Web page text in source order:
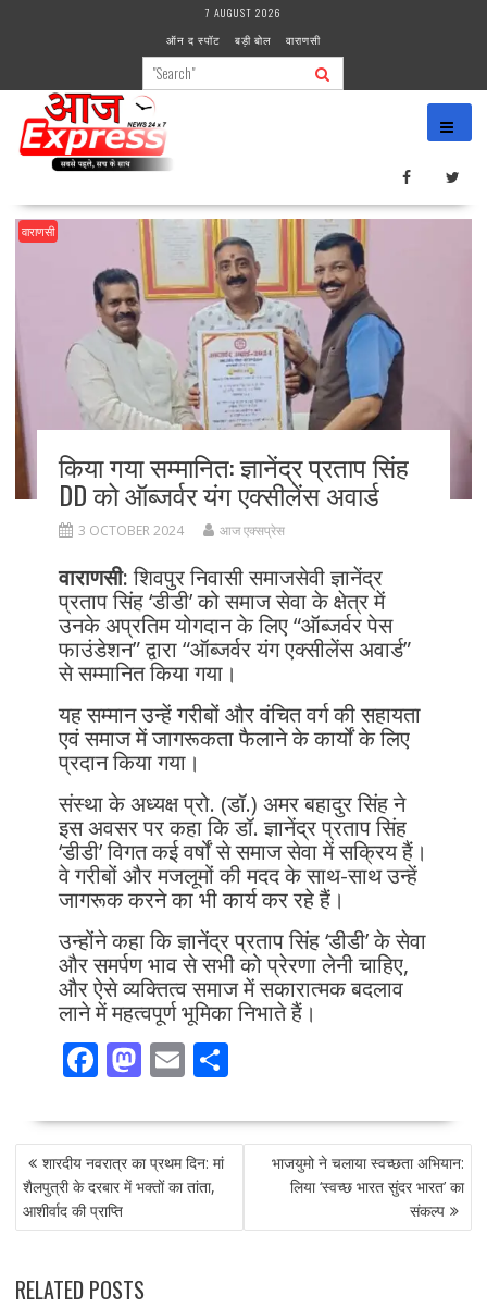
7 AUGUST 2026
ऑन द स्पॉट
बड़ी बोल वाराणसी
वाराणसी
किया गया सम्मानित: ज्ञानेंद्र प्रताप सिंह
DD को ऑब्जर्वर यंग एक्सीलेंस अवार्ड
3 OCTOBER 2024 आज एक्सप्रेस
वाराणसी:शिवपुर निवासी समाजसेवी ज्ञानेंद्र
प्रताप सिंह ‘डीडी’ को समाज सेवा के क्षेत्र में
उनके अप्रतिम योगदान के लिए “ऑब्जर्वर पेस
फाउंडेशन” द्वारा “ऑब्जर्वर यंग एक्सीलेंस अवार्ड”
से सम्मानित किया गया।
यह सम्मान उन्हें गरीबों और वंचित वर्ग की सहायता
एवं समाज में जागरूकता फैलाने के कार्यों के लिए
प्रदान किया गया।
संस्था के अध्यक्ष प्रो. (डॉ.) अमर बहादुर सिंह ने
इस अवसर पर कहा कि डॉ. ज्ञानेंद्र प्रताप सिंह
‘डीडी’ विगत कई वर्षों से समाज सेवा में सक्रिय हैं।
वे गरीबों और मजलूमों की मदद के साथ-साथ उन्हें
जागरूक करने का भी कार्य कर रहे हैं।
उन्होंने कहा कि ज्ञानेंद्र प्रताप सिंह ‘डीडी’ के सेवा
और समर्पण भाव से सभी को प्रेरणा लेनी चाहिए,
और ऐसे व्यक्तित्व समाज में सकारात्मक बदलाव
लाने में महत्वपूर्ण भूमिका निभाते हैं।
F
e
b
o
o
k
M
to
d
o
n
E
ai
l
S
ar
POST
NAVIGATION
शारदीय नवरात्र का प्रथम दिन: मां
शैलपुत्री के दरबार में भक्तों का तांता,
आशीर्वाद की प्राप्ति
भाजयुमो ने चलाया स्वच्छता अभियान:
लिया ‘स्वच्छ भारत सुंदर भारत’ का
संकल्प
RELATED POSTS